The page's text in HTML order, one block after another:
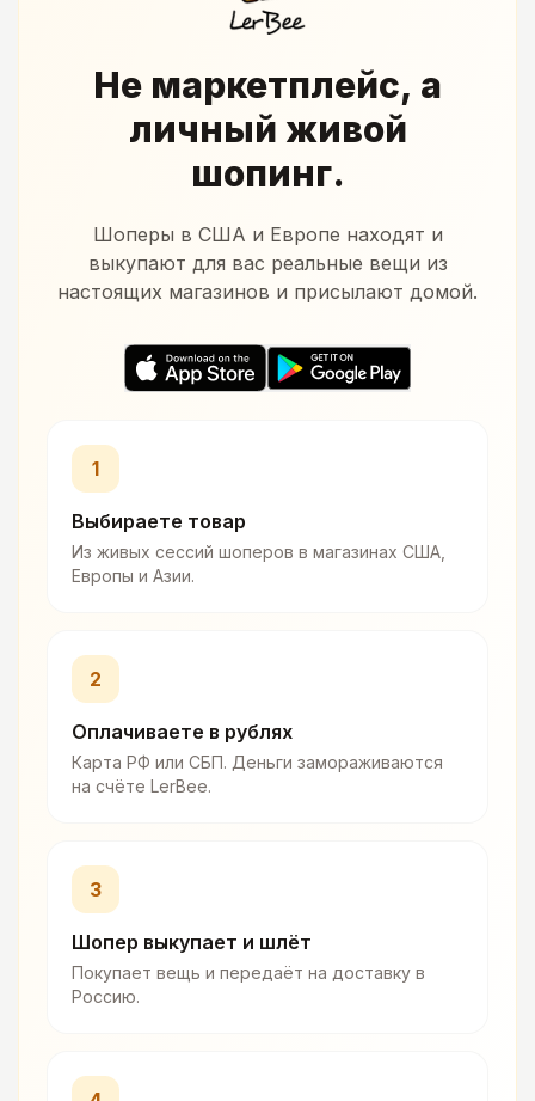
Не маркетплейс, а
личный живой
шопинг.
Шоперы в США и Европе находят и
выкупают для вас реальные вещи из
настоящих магазинов и присылают домой.
1
Выбираете товар
Из живых сессий шоперов в магазинах США,
Европы и Азии.
2
Оплачиваете в рублях
Карта РФ или СБП. Деньги замораживаются
на счёте LerBee.
3
Шопер выкупает и шлёт
Покупает вещь и передаёт на доставку в
Россию.